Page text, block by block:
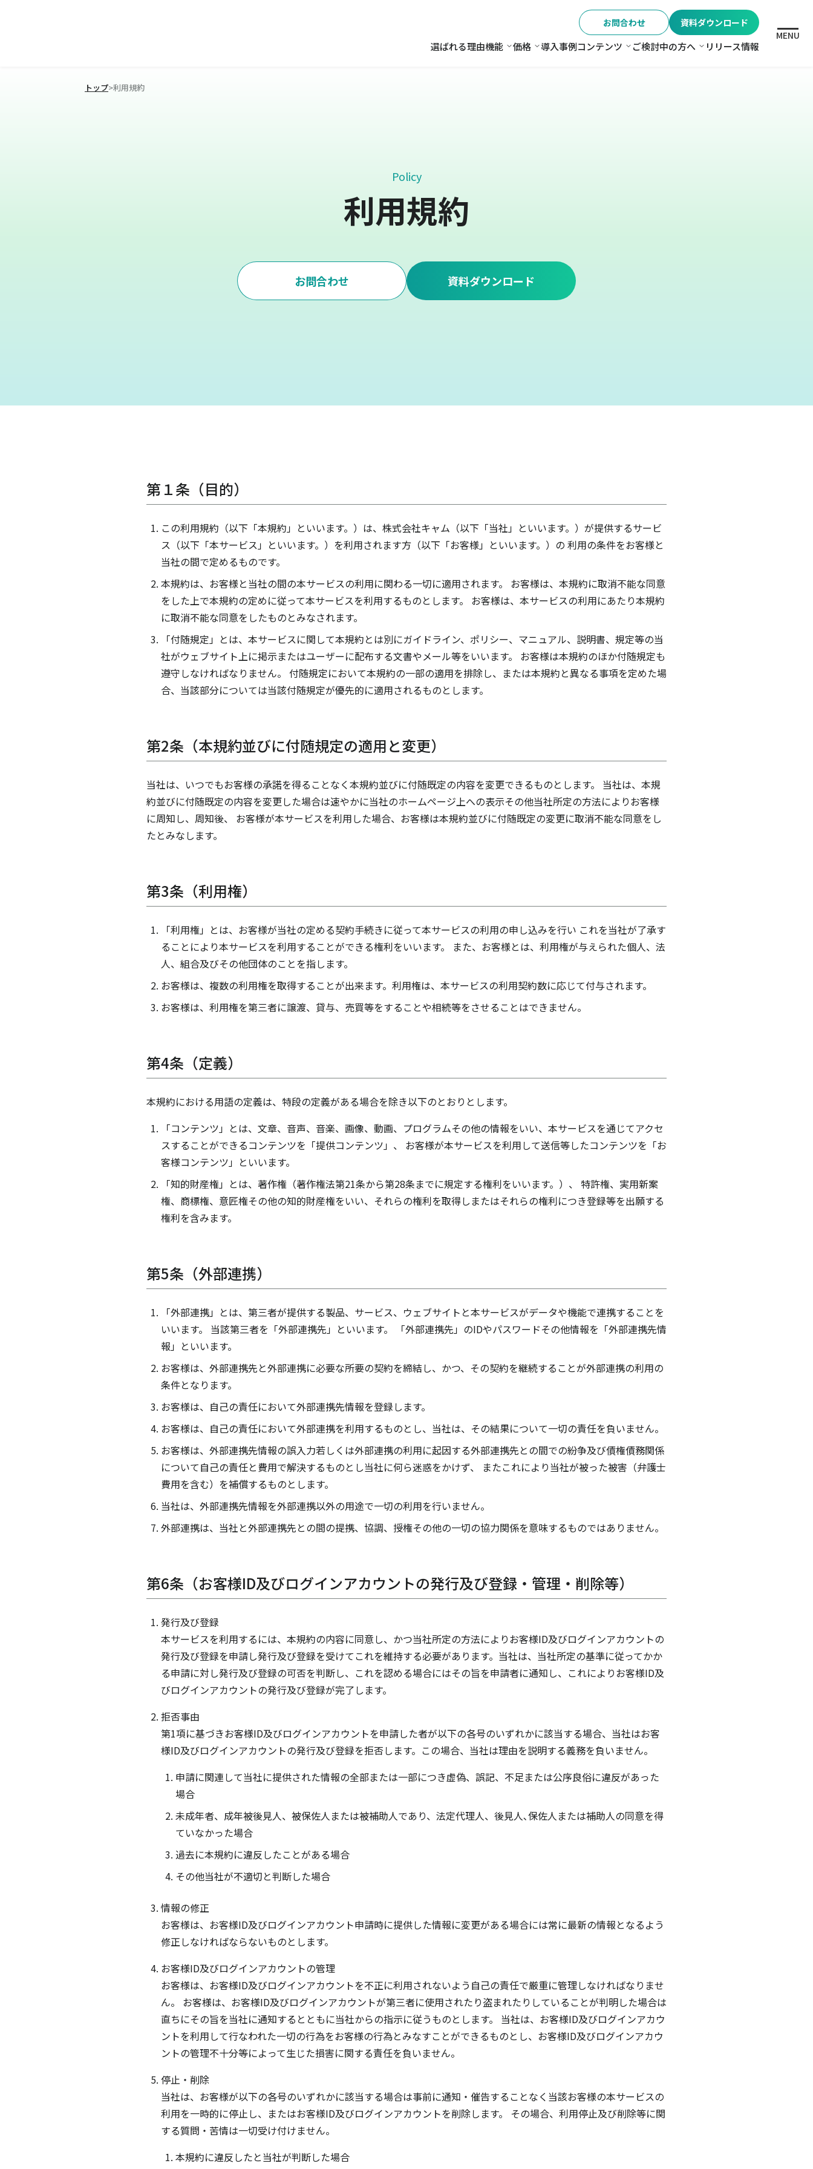
お問合わせ 資料ダウンロード
選ばれる理由機能 機能
価格 価格
導入事例コンテンツ コンテンツ
ご検討中の方へ ご検討中の方へ
リリース情報
MENU
トップ>利用規約
Policy
利用規約
お問合わせ 資料ダウンロード
第１条（目的）
この利用規約（以下「本規約」といいます。）は、株式会社キャム（以下「当社」といいます。）が提供するサービ
ス（以下「本サービス」といいます。）を利用されます方（以下「お客様」といいます。）の 利用の条件をお客様と
当社の間で定めるものです。
本規約は、お客様と当社の間の本サービスの利用に関わる一切に適用されます。 お客様は、本規約に取消不能な同意
をした上で本規約の定めに従って本サービスを利用するものとします。 お客様は、本サービスの利用にあたり本規約
に取消不能な同意をしたものとみなされます。
「付随規定」とは、本サービスに関して本規約とは別にガイドライン、ポリシー、マニュアル、説明書、規定等の当
社がウェブサイト上に掲示またはユーザーに配布する文書やメール等をいいます。 お客様は本規約のほか付随規定も
遵守しなければなりません。 付随規定において本規約の一部の適用を排除し、または本規約と異なる事項を定めた場
合、当該部分については当該付随規定が優先的に適用されるものとします。
第2条（本規約並びに付随規定の適用と変更）
当社は、いつでもお客様の承諾を得ることなく本規約並びに付随既定の内容を変更できるものとします。 当社は、本規
約並びに付随既定の内容を変更した場合は速やかに当社のホームページ上への表示その他当社所定の方法によりお客様
に周知し、周知後、 お客様が本サービスを利用した場合、お客様は本規約並びに付随既定の変更に取消不能な同意をし
たとみなします。
第3条（利用権）
「利用権」とは、お客様が当社の定める契約手続きに従って本サービスの利用の申し込みを行い これを当社が了承す
ることにより本サービスを利用することができる権利をいいます。 また、お客様とは、利用権が与えられた個人、法
人、組合及びその他団体のことを指します。
お客様は、複数の利用権を取得することが出来ます。利用権は、本サービスの利用契約数に応じて付与されます。
お客様は、利用権を第三者に譲渡、貸与、売買等をすることや相続等をさせることはできません。
第4条（定義）
本規約における用語の定義は、特段の定義がある場合を除き以下のとおりとします。
「コンテンツ」とは、文章、音声、音楽、画像、動画、プログラムその他の情報をいい、本サービスを通じてアクセ
スすることができるコンテンツを「提供コンテンツ」、 お客様が本サービスを利用して送信等したコンテンツを「お
客様コンテンツ」といいます。
「知的財産権」とは、著作権（著作権法第21条から第28条までに規定する権利をいいます。）、 特許権、実用新案
権、商標権、意匠権その他の知的財産権をいい、それらの権利を取得しまたはそれらの権利につき登録等を出願する
権利を含みます。
第5条（外部連携）
「外部連携」とは、第三者が提供する製品、サービス、ウェブサイトと本サービスがデータや機能で連携することを
いいます。 当該第三者を「外部連携先」といいます。 「外部連携先」のIDやパスワードその他情報を「外部連携先情
報」といいます。
お客様は、外部連携先と外部連携に必要な所要の契約を締結し、かつ、その契約を継続することが外部連携の利用の
条件となります。
お客様は、自己の責任において外部連携先情報を登録します。
お客様は、自己の責任において外部連携を利用するものとし、当社は、その結果について一切の責任を負いません。
お客様は、外部連携先情報の誤入力若しくは外部連携の利用に起因する外部連携先との間での紛争及び債権債務関係
について自己の責任と費用で解決するものとし当社に何ら迷惑をかけず、 またこれにより当社が被った被害（弁護士
費用を含む）を補償するものとします。
当社は、外部連携先情報を外部連携以外の用途で一切の利用を行いません。
外部連携は、当社と外部連携先との間の提携、協調、授権その他の一切の協力関係を意味するものではありません。
第6条（お客様ID及びログインアカウントの発行及び登録・管理・削除等）
発行及び登録
本サービスを利用するには、本規約の内容に同意し、かつ当社所定の方法によりお客様ID及びログインアカウントの
発行及び登録を申請し発行及び登録を受けてこれを維持する必要があります。当社は、当社所定の基準に従ってかか
る申請に対し発行及び登録の可否を判断し、これを認める場合にはその旨を申請者に通知し、これによりお客様ID及
びログインアカウントの発行及び登録が完了します。
拒否事由
第1項に基づきお客様ID及びログインアカウントを申請した者が以下の各号のいずれかに該当する場合、当社はお客
様ID及びログインアカウントの発行及び登録を拒否します。この場合、当社は理由を説明する義務を負いません。
申請に関連して当社に提供された情報の全部または一部につき虚偽、誤記、不足または公序良俗に違反があった
場合
未成年者、成年被後見人、被保佐人または被補助人であり、法定代理人、後見人､保佐人または補助人の同意を得
ていなかった場合
過去に本規約に違反したことがある場合
その他当社が不適切と判断した場合
情報の修正
お客様は、お客様ID及びログインアカウント申請時に提供した情報に変更がある場合には常に最新の情報となるよう
修正しなければならないものとします。
お客様ID及びログインアカウントの管理
お客様は、お客様ID及びログインアカウントを不正に利用されないよう自己の責任で厳重に管理しなければなりませ
ん。 お客様は、お客様ID及びログインアカウントが第三者に使用されたり盗まれたりしていることが判明した場合は
直ちにその旨を当社に通知するとともに当社からの指示に従うものとします。 当社は、お客様ID及びログインアカウ
ントを利用して行なわれた一切の行為をお客様の行為とみなすことができるものとし、お客様ID及びログインアカウ
ントの管理不十分等によって生じた損害に関する責任を負いません。
停止・削除
当社は、お客様が以下の各号のいずれかに該当する場合は事前に通知・催告することなく当該お客様の本サービスの
利用を一時的に停止し、またはお客様ID及びログインアカウントを削除します。 その場合、利用停止及び削除等に関
する質問・苦情は一切受け付けません。
本規約に違反したと当社が判断した場合